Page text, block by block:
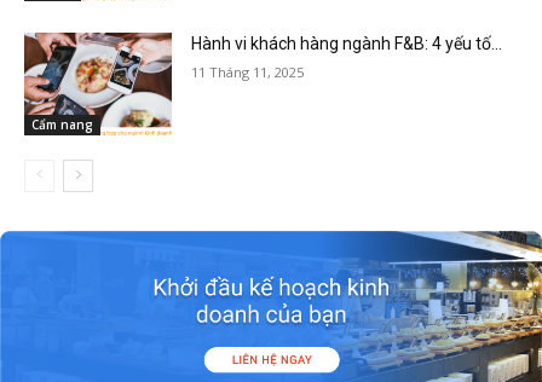
Cẩm nang
Hành vi khách hàng ngành F&B: 4 yếu tố...
11 Tháng 11, 2025